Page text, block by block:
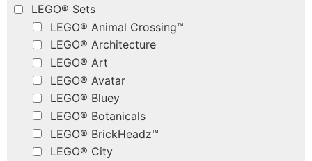
LEGO® Sets
LEGO® Animal Crossing™
LEGO® Architecture
LEGO® Art
LEGO® Avatar
LEGO® Bluey
LEGO® Botanicals
LEGO® BrickHeadz™
LEGO® City